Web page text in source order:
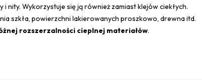
nity. Wykorzystuje się ją również zamiast klejów ciekłych.
szkła, powierzchni lakierowanych proszkowo, drewna itd.
rozszerzalności cieplnej materiałów.